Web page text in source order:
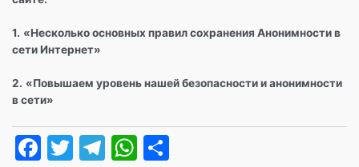
1. «Несколько основных правил сохранения Анонимности в
сети Интернет»
2. «Повышаем уровень нашей безопасности и анонимности
в сети»
F
T
T
W